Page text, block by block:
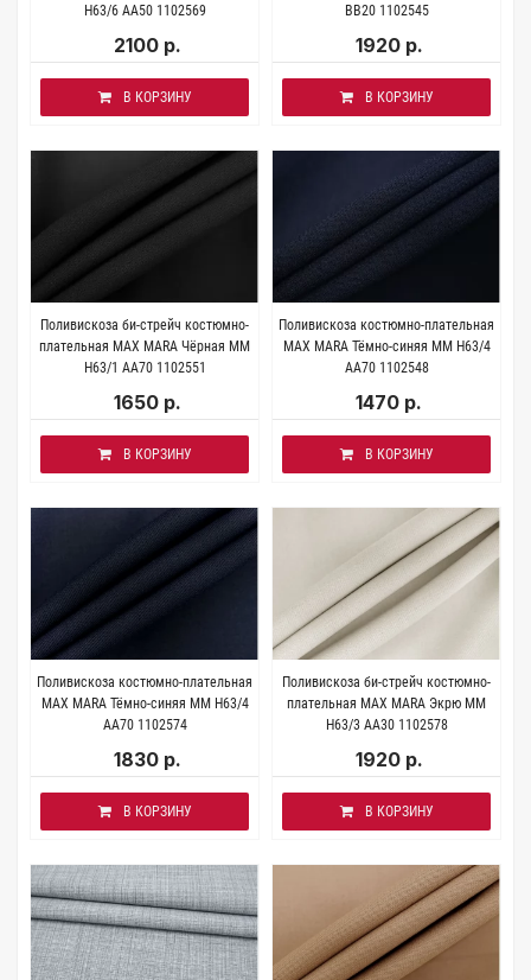
H63/6 AA50 1102569
2100 р.
В КОРЗИНУ
BB20 1102545
1920 р.
В КОРЗИНУ
Поливискоза би-стрейч костюмно-
плательная MAX MARA Чёрная MM
H63/1 AA70 1102551
1650 р.
В КОРЗИНУ
Поливискоза костюмно-плательная
MAX MARA Тёмно-синяя MM H63/4
AA70 1102548
1470 р.
В КОРЗИНУ
Поливискоза костюмно-плательная
MAX MARA Тёмно-синяя MM H63/4
AA70 1102574
1830 р.
В КОРЗИНУ
Поливискоза би-стрейч костюмно-
плательная MAX MARA Экрю MM
H63/3 AA30 1102578
1920 р.
В КОРЗИНУ